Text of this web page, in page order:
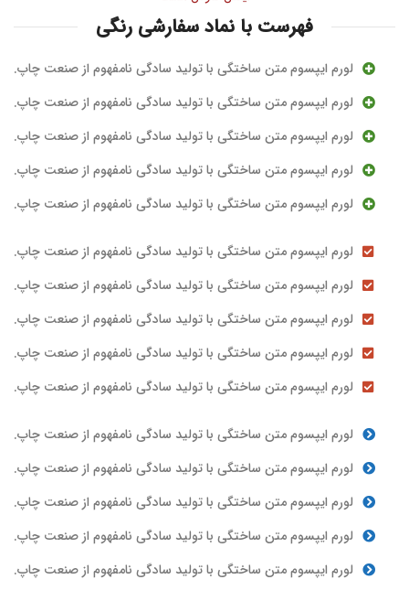
فهرست با نماد سفارشی رنگی
لورم ایپسوم متن ساختگی با تولید سادگی نامفهوم از صنعت چاپ.
لورم ایپسوم متن ساختگی با تولید سادگی نامفهوم از صنعت چاپ.
لورم ایپسوم متن ساختگی با تولید سادگی نامفهوم از صنعت چاپ.
لورم ایپسوم متن ساختگی با تولید سادگی نامفهوم از صنعت چاپ.
لورم ایپسوم متن ساختگی با تولید سادگی نامفهوم از صنعت چاپ.
لورم ایپسوم متن ساختگی با تولید سادگی نامفهوم از صنعت چاپ.
لورم ایپسوم متن ساختگی با تولید سادگی نامفهوم از صنعت چاپ.
لورم ایپسوم متن ساختگی با تولید سادگی نامفهوم از صنعت چاپ.
لورم ایپسوم متن ساختگی با تولید سادگی نامفهوم از صنعت چاپ.
لورم ایپسوم متن ساختگی با تولید سادگی نامفهوم از صنعت چاپ.
لورم ایپسوم متن ساختگی با تولید سادگی نامفهوم از صنعت چاپ.
لورم ایپسوم متن ساختگی با تولید سادگی نامفهوم از صنعت چاپ.
لورم ایپسوم متن ساختگی با تولید سادگی نامفهوم از صنعت چاپ.
لورم ایپسوم متن ساختگی با تولید سادگی نامفهوم از صنعت چاپ.
لورم ایپسوم متن ساختگی با تولید سادگی نامفهوم از صنعت چاپ.